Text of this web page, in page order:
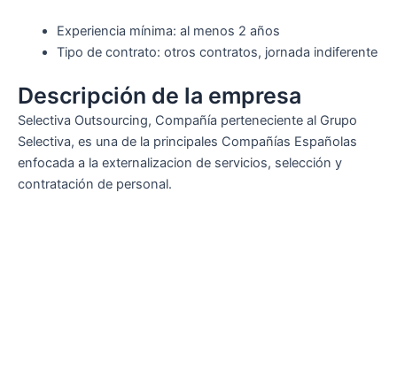
Experiencia mínima: al menos 2 años
Tipo de contrato: otros contratos, jornada indiferente
Descripción de la empresa
Selectiva Outsourcing, Compañía perteneciente al Grupo
Selectiva, es una de la principales Compañías Españolas
enfocada a la externalizacion de servicios, selección y
contratación de personal.